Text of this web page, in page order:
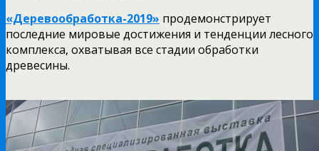
«Деревообработка-2019» продемонстрирует
последние мировые достижения и тенденции лесного
комплекса, охватывая все стадии обработки
древесины.